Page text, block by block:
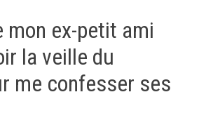
mon ex-petit ami
la veille du
me confesser ses